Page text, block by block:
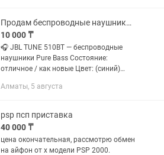
Продам беспроводные наушники JBL TUNE 510 BT PURE BASS
10 000 ₸
🎧 JBL TUNE 510BT — беспроводные
наушники Pure Bass Состояние:
отличное / как новые Цвет: (синий)
зарядки, упаковка 💡 Основное:
Алматы, 5 августа
psp псп приставка
40 000 ₸
цена окончательная, рассмотрю обмен
на айфон от х модели PSP 2000.